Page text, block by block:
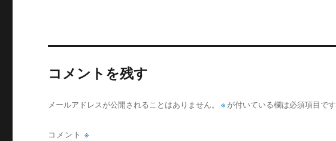
コメントを残す
メールアドレスが公開されることはありません。 ※ が付いている欄は必須項目です
コメント※